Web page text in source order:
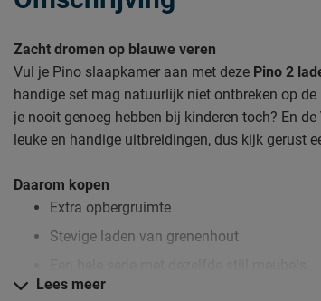
Zacht dromen op blauwe veren
Vul je Pino slaapkamer aan met deze Pino 2
handige set mag natuurlijk niet ontbreken op
je nooit genoeg hebben bij kinderen toch? En de
leuke en handige uitbreidingen, dus kijk gerust
Daarom kopen
Extra opbergruimte
Stevige laden van grenenhout
Lees meer